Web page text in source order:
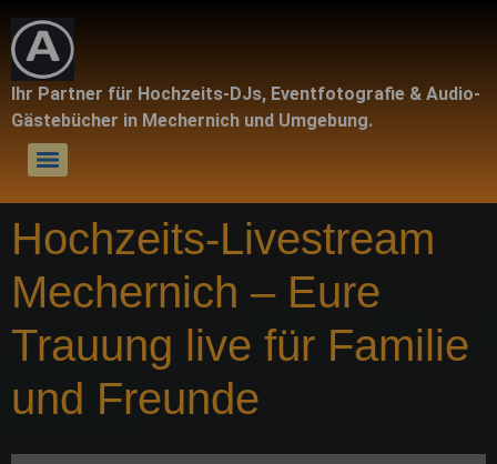
Ihr Partner für Hochzeits-DJs, Eventfotografie & Audio-
Gästebücher in Mechernich und Umgebung.
Hochzeits-Livestream
Mechernich – Eure
Trauung live für Familie
und Freunde